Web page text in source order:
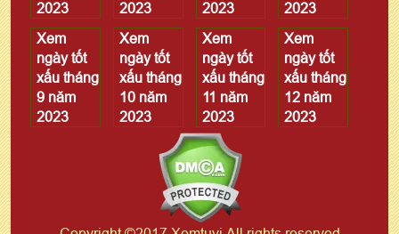
2023
2023
2023
2023
Xem
ngày tốt
xấu tháng
9 năm
2023
Xem
ngày tốt
xấu tháng
10 năm
2023
Xem
ngày tốt
xấu tháng
11 năm
2023
Xem
ngày tốt
xấu tháng
12 năm
2023